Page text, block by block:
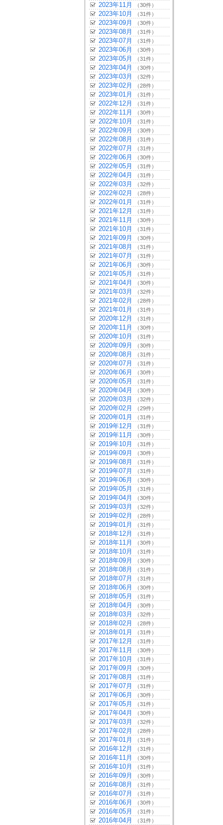
2023年11月 （30件）
2023年10月 （31件）
2023年09月 （30件）
2023年08月 （31件）
2023年07月 （31件）
2023年06月 （30件）
2023年05月 （31件）
2023年04月 （30件）
2023年03月 （32件）
2023年02月 （28件）
2023年01月 （31件）
2022年12月 （31件）
2022年11月 （30件）
2022年10月 （31件）
2022年09月 （30件）
2022年08月 （31件）
2022年07月 （31件）
2022年06月 （30件）
2022年05月 （31件）
2022年04月 （31件）
2022年03月 （32件）
2022年02月 （28件）
2022年01月 （31件）
2021年12月 （31件）
2021年11月 （30件）
2021年10月 （31件）
2021年09月 （30件）
2021年08月 （31件）
2021年07月 （31件）
2021年06月 （30件）
2021年05月 （31件）
2021年04月 （30件）
2021年03月 （32件）
2021年02月 （28件）
2021年01月 （31件）
2020年12月 （31件）
2020年11月 （30件）
2020年10月 （31件）
2020年09月 （30件）
2020年08月 （31件）
2020年07月 （31件）
2020年06月 （30件）
2020年05月 （31件）
2020年04月 （30件）
2020年03月 （32件）
2020年02月 （29件）
2020年01月 （31件）
2019年12月 （31件）
2019年11月 （30件）
2019年10月 （31件）
2019年09月 （30件）
2019年08月 （31件）
2019年07月 （31件）
2019年06月 （30件）
2019年05月 （31件）
2019年04月 （30件）
2019年03月 （32件）
2019年02月 （28件）
2019年01月 （31件）
2018年12月 （31件）
2018年11月 （30件）
2018年10月 （31件）
2018年09月 （30件）
2018年08月 （31件）
2018年07月 （31件）
2018年06月 （30件）
2018年05月 （31件）
2018年04月 （30件）
2018年03月 （32件）
2018年02月 （28件）
2018年01月 （31件）
2017年12月 （31件）
2017年11月 （30件）
2017年10月 （31件）
2017年09月 （30件）
2017年08月 （31件）
2017年07月 （31件）
2017年06月 （30件）
2017年05月 （31件）
2017年04月 （30件）
2017年03月 （32件）
2017年02月 （28件）
2017年01月 （31件）
2016年12月 （31件）
2016年11月 （30件）
2016年10月 （31件）
2016年09月 （30件）
2016年08月 （31件）
2016年07月 （31件）
2016年06月 （30件）
2016年05月 （31件）
2016年04月 （31件）